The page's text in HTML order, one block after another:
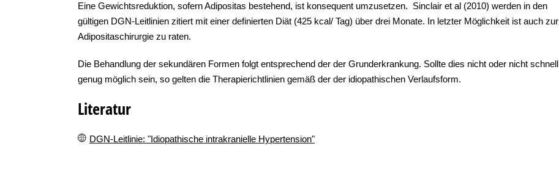
Eine Gewichtsreduktion, sofern Adipositas bestehend, ist konsequent umzusetzen. Sinclair et al (2010) werden in den
gültigen DGN-Leitlinien zitiert mit einer definierten Diät (425 kcal/ Tag) über drei Monate. In letzter Möglichkeit ist auch zur
Adipositaschirurgie zu raten.
Die Behandlung der sekundären Formen folgt entsprechend der der Grunderkrankung. Sollte dies nicht oder nicht schnell
genug möglich sein, so gelten die Therapierichtlinien gemäß der der idiopathischen Verlaufsform.
Literatur
DGN-Leitlinie: "Idiopathische intrakranielle Hypertension"